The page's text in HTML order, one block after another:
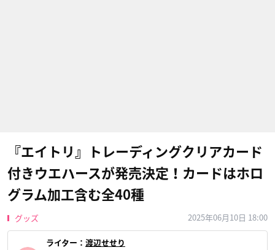
『エイトリ』トレーディングクリアカード
付きウエハースが発売決定！カードはホロ
グラム加工含む全40種
グッズ 2025年06月10日 18:00
ライター： 渡辺せせり